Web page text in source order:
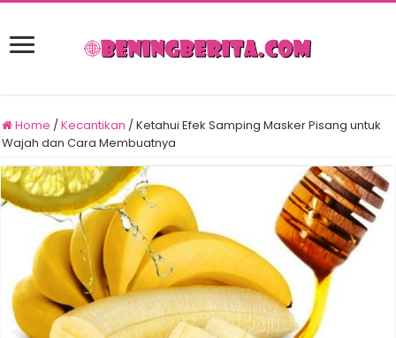
Home /Kecantikan /Ketahui Efek Samping Masker Pisang untuk
Wajah dan Cara Membuatnya